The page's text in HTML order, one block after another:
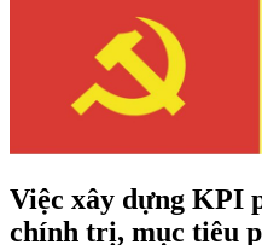
Việc xây dựng KPI
chính trị, mục tiêu